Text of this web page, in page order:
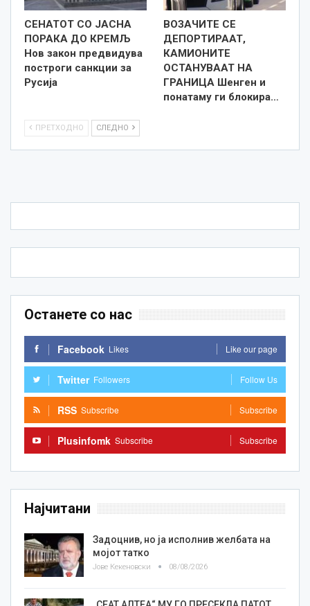
СЕНАТОТ СО ЈАСНА
ПОРАКА ДО КРЕМЉ
Нов закон предвидува
построги санкции за
Русија
ВОЗАЧИТЕ СЕ
ДЕПОРТИРААТ,
КАМИОНИТЕ
ОСТАНУВААТ НА
ГРАНИЦА Шенген и
понатаму ги блокира…
ПРЕТХОДНО СЛЕДНО
Останете со нас
Facebook Likes Like our page
Twitter Followers Follow Us
RSS Subscribe Subscribe
Plusinfomk Subscribe Subscribe
Најчитани
Задоцнив, но ја исполнив желбата на
мојот татко
Јове Кекеновски 08/08/2026